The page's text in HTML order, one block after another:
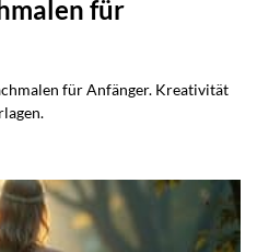
für
für Anfänger. Kreativität